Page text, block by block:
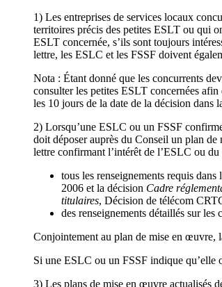
1) Les entreprises de services locaux
territoires précis des petites ESLT ou qui
ESLT concernée, s’ils sont toujours
lettre, les ESLC et les FSSF doivent
Nota : Étant donné que les concurrents
consulter les petites ESLT concernées
les 10 jours de la date de la décision dans
2) Lorsqu’une ESLC ou un FSSF
doit déposer auprès du Conseil un plan
lettre confirmant l’intérêt de l’ESLC ou
tous les renseignements requis dans
2006 et la décision Cadre
titulaires, Décision de télécom
des renseignements détaillés sur
Conjointement au plan de mise en œuvre,
Si une ESLC ou un FSSF indique qu’elle
3) Les plans de mise en œuvre actualisés